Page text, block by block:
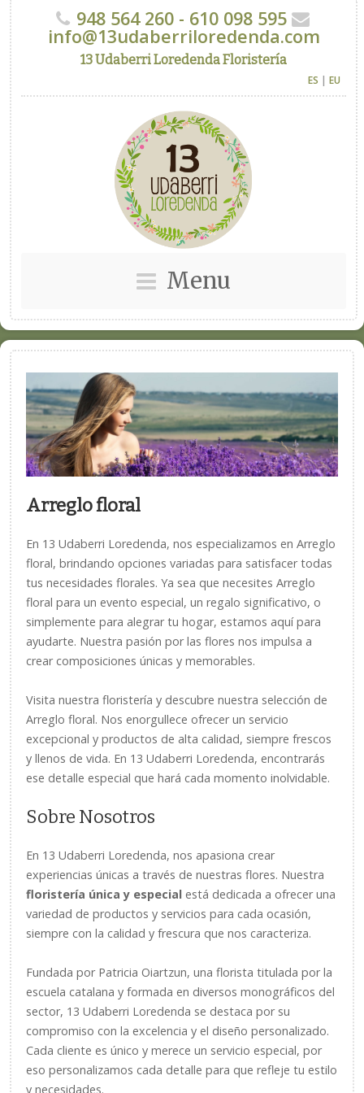
948 564 260 - 610 098 595
info@13udaberriloredenda.com
13 Udaberri Loredenda Floristería
ES | EU
Menu
Arreglo floral
En 13 Udaberri Loredenda, nos especializamos en Arreglo
floral, brindando opciones variadas para satisfacer todas
tus necesidades florales. Ya sea que necesites Arreglo
floral para un evento especial, un regalo significativo, o
simplemente para alegrar tu hogar, estamos aquí para
ayudarte. Nuestra pasión por las flores nos impulsa a
crear composiciones únicas y memorables.
Visita nuestra floristería y descubre nuestra selección de
Arreglo floral. Nos enorgullece ofrecer un servicio
excepcional y productos de alta calidad, siempre frescos
y llenos de vida. En 13 Udaberri Loredenda, encontrarás
ese detalle especial que hará cada momento inolvidable.
Sobre Nosotros
En 13 Udaberri Loredenda, nos apasiona crear
experiencias únicas a través de nuestras flores. Nuestra
floristería única y especial está dedicada a ofrecer una
variedad de productos y servicios para cada ocasión,
siempre con la calidad y frescura que nos caracteriza.
Fundada por Patricia Oiartzun, una florista titulada por la
escuela catalana y formada en diversos monográficos del
sector, 13 Udaberri Loredenda se destaca por su
compromiso con la excelencia y el diseño personalizado.
Cada cliente es único y merece un servicio especial, por
eso personalizamos cada detalle para que refleje tu estilo
y necesidades.